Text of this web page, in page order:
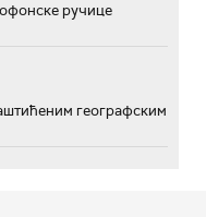
ручице
географским